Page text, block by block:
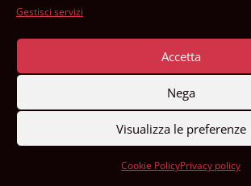
Gestisci servizi
Accetta
Nega
Visualizza le preferenze
Cookie PolicyPrivacy policy
Instagram
LinkedIn